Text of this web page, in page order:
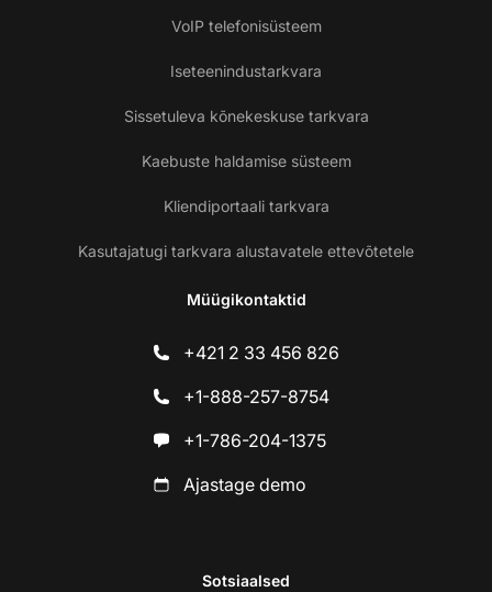
VoIP telefonisüsteem
Iseteenindustarkvara
Sissetuleva kõnekeskuse tarkvara
Kaebuste haldamise süsteem
Kliendiportaali tarkvara
Kasutajatugi tarkvara alustavatele ettevõtetele
Müügikontaktid
+421 2 33 456 826
+1-888-257-8754
+1-786-204-1375
Ajastage demo
Sotsiaalsed